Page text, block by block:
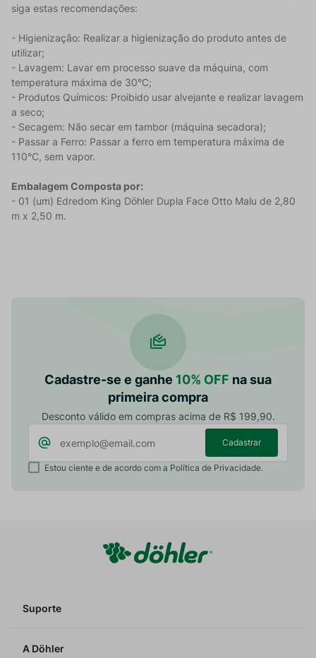
siga estas recomendações:
- Higienização: Realizar a higienização do produto antes de
utilizar;
- Lavagem: Lavar em processo suave da máquina, com
temperatura máxima de 30°C;
- Produtos Químicos: Proibido usar alvejante e realizar lavagem
a seco;
- Secagem: Não secar em tambor (máquina secadora);
- Passar a Ferro: Passar a ferro em temperatura máxima de
110°C, sem vapor.
Embalagem Composta por:
- 01 (um) Edredom King Döhler Dupla Face Otto Malu de 2,80
m x 2,50 m.
Cadastre-se e ganhe 10% OFF na sua
primeira compra
Desconto válido em compras acima de R$ 199,90.
Cadastrar
Estou ciente e de acordo com a Política de Privacidade.
Suporte
A Döhler